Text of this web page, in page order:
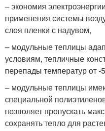
– экономия
применения системы
слоя пленки с надувом,
– модульные теплицы
условиям, тепличные
перепады температур от -
– модульные теплицы
специальной
позволяет пропускать
сохранять тепло для